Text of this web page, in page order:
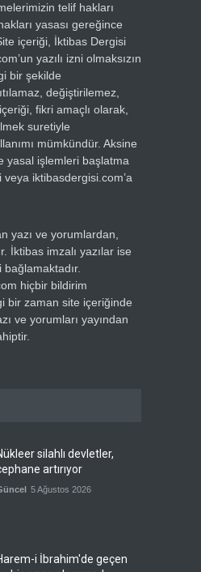
telif hakları
yasası gereğince
içeriği, İktibas Dergisi
yazılı izni olmaksızın
bir şekilde
değiştirilemez,
fikri amaçlı olarak,
suretiyle
mümkündür. Aksine
yasal işlemleri başlatma
veya iktibasdergisi.com’a
yazı ve yorumlardan,
İktibas imzalı yazılar ise
hiçbir bildirim
bir zaman site içeriğinde
ve yorumları yayından
silahlı devletler,
artırıyor
5 Ağustos 2026
i İbrahim'de geçen